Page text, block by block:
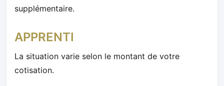
supplémentaire.
APPRENTI
La situation varie selon le montant de votre
cotisation.